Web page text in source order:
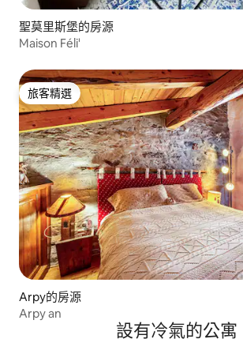
聖莫里斯堡的房源
Maison Féli'
旅客精選
旅客精選
Arpy的房源
Arpy an
設有冷氣的公寓